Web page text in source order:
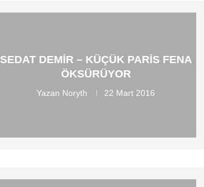
SEDAT DEMIR – KÜÇÜK PARIS FENA
ÖKSÜRÜYOR
Yazan Noryth 22 Mart 2016